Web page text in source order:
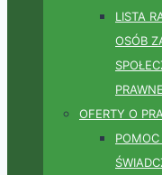
LISTA
OSÓB
PRAWNE
OFERTY O